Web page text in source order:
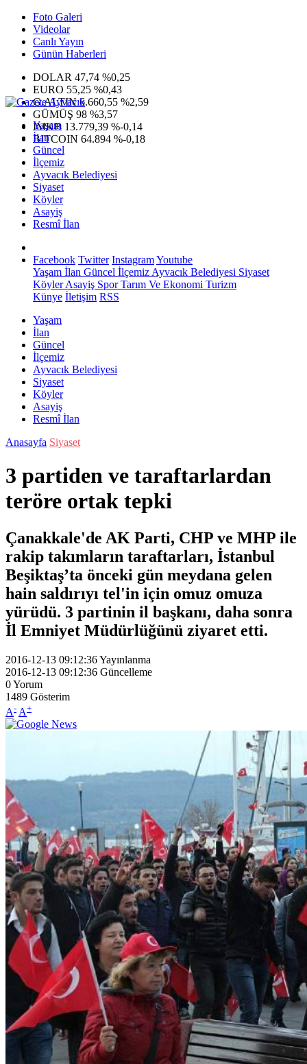
Foto Galeri
Videolar
Canlı Yayın
Günün Haberleri
DOLAR 47,74 %0,25
EURO 55,25 %0,43
G.ALTIN6.660,55 %2,59
GÜMÜŞ 98 %3,57
IMKB 13.779,39 %-0,14
BITCOIN 64.894 %-0,18
Yaşam
İlan
Güncel
İlçemiz
Ayvacık Belediyesi
Siyaset
Köyler
Asayiş
Resmî İlan
Facebook Twitter InstagramYoutube
Yaşam İlan Güncel İlçemiz Ayvacık Belediyesi Siyaset
KöylerAsayiş SporTarım Ve Ekonomi Turizm
Künye İletişim RSS
Yaşam
İlan
Güncel
İlçemiz
Ayvacık Belediyesi
Siyaset
Köyler
Asayiş
Resmî İlan
Anasayfa Siyaset
3 partiden ve taraftarlardan
teröre ortak tepki
Çanakkale'de AK Parti, CHP ve MHP ile
rakip takımların taraftarları, İstanbul
Beşiktaş’ta önceki gün meydana gelen
hain saldırıyı tel'in için omuz omuza
yürüdü. 3 partinin il başkanı, daha sonra
İl Emniyet Müdürlüğünü ziyaret etti.
2016-12-13 09:12:36Yayınlanma
2016-12-13 09:12:36 Güncelleme
0Yorum
1489 Gösterim
A- A+